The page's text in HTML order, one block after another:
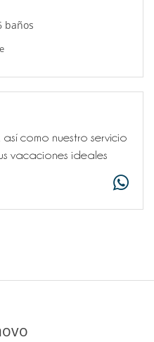
baños
así como nuestro servicio
vacaciones ideales